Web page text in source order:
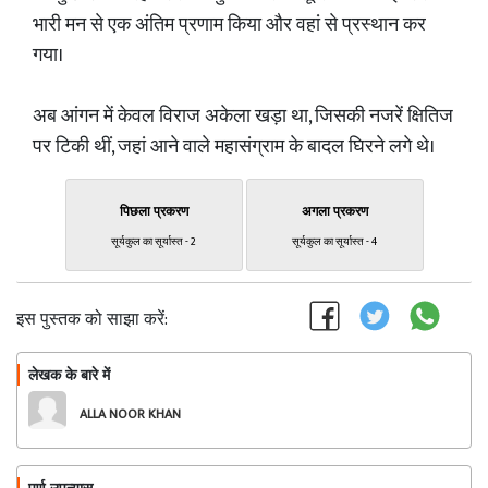
भारी मन से एक अंतिम प्रणाम किया और वहां से प्रस्थान कर
गया।
अब आंगन में केवल विराज अकेला खड़ा था, जिसकी नजरें क्षितिज
पर टिकी थीं, जहां आने वाले महासंग्राम के बादल घिरने लगे थे।
पिछला प्रकरण
सूर्यकुल का सूर्यास्त - 2
अगला प्रकरण
सूर्यकुल का सूर्यास्त - 4
इस पुस्तक को साझा करें:
लेखक के बारे में
ALLA NOOR KHAN